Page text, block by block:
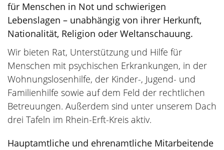
für Menschen in Not und schwierigen
Lebenslagen – unabhängig von ihrer Herkunft,
Nationalität, Religion oder Weltanschauung.
Wir bieten Rat, Unterstützung und Hilfe für
Menschen mit psychischen Erkrankungen, in der
Wohnungslosenhilfe, der Kinder-, Jugend- und
Familienhilfe sowie auf dem Feld der rechtlichen
Betreuungen. Außerdem sind unter unserem Dach
drei Tafeln im Rhein-Erft-Kreis aktiv.
Hauptamtliche und ehrenamtliche Mitarbeitende